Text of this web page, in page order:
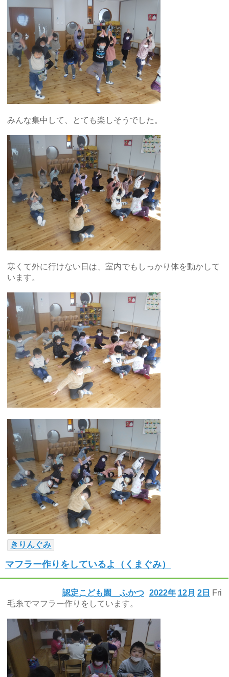
みんな集中して、とても楽しそうでした。
寒くて外に行けない日は、室内でもしっかり体を動かして
います。
きりんぐみ
マフラー作りをしているよ（くまぐみ）
2022年 12月 2日 Fri
認定こども園 ふかつ
毛糸でマフラー作りをしています。